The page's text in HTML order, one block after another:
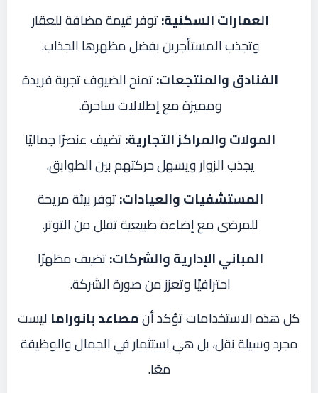
العمارات السكنية:توفر قيمة مضافة للعقار
وتجذب المستأجرين بفضل مظهرها الجذاب.
الفنادق والمنتجعات:تمنح الضيوف تجربة فريدة
ومميزة مع إطلالات ساحرة.
المولات والمراكز التجارية:تضيف عنصرًا جماليًا
يجذب الزوار ويسهل حركتهم بين الطوابق.
المستشفيات والعيادات:توفر بيئة مريحة
للمرضى مع إضاءة طبيعية تقلل من التوتر.
المباني الإدارية والشركات:تضيف مظهرًا
احترافيًا وتعزز من صورة الشركة.
كل هذه الاستخدامات تؤكد أنمصاعد بانوراما ليست
مجرد وسيلة نقل، بل هي استثمار في الجمال والوظيفة
معًا.